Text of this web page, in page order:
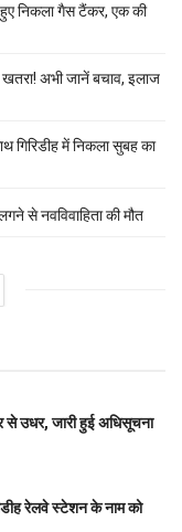
हुए निकला गैस टैंकर, एक की
अभी जानें बचाव, इलाज
में निकला सुबह का
से नवविवाहिता की मौत
उधर, जारी हुई अधिसूचना
रेलवे स्टेशन के नाम को